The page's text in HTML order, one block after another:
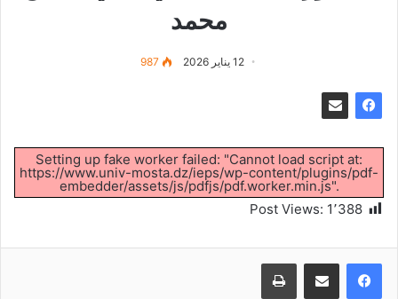
محمد
12 يناير 2026 987
Setting up fake worker failed: "Cannot load script at:
https://www.univ-mosta.dz/ieps/wp-content/plugins/pdf-
embedder/assets/js/pdfjs/pdf.worker.min.js".
Post Views: 1٬388
طباعة